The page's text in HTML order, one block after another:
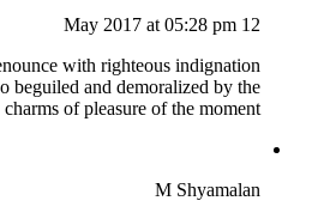
12 May 2017 at 05:28 pm
with righteous indignation
beguiled and demoralized by the
charms of pleasure of the moment
M Shyamalan